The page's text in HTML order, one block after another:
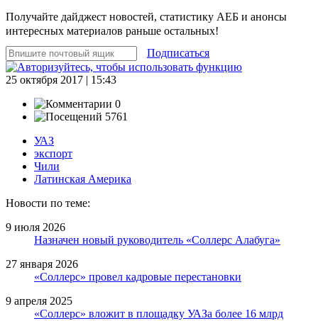
Получайте дайджест новостей, статистику АЕБ и анонсы
интересных материалов раньше остальных!
Подписаться
25 октября 2017 | 15:43
0
5761
УАЗ
экспорт
Чили
Латинская Америка
Новости по теме:
9 июля 2026
Назначен новый руководитель «Соллерс Алабуга»
27 января 2026
«Соллерс» провел кадровые перестановки
9 апреля 2025
«Соллерс» вложит в площадку УАЗа более 16 млрд